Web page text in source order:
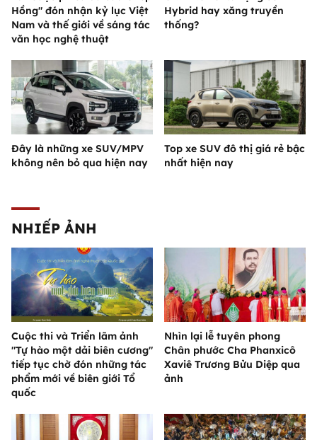
Hồng" đón nhận kỷ lục Việt
Nam và thế giới về sáng tác
văn học nghệ thuật
Hybrid hay xăng truyền
thống?
Đây là những xe SUV/MPV
không nên bỏ qua hiện nay
Top xe SUV đô thị giá rẻ bậc
nhất hiện nay
NHIẾP ẢNH
Cuộc thi và Triển lãm ảnh
"Tự hào một dải biên cương"
tiếp tục chờ đón những tác
phẩm mới về biên giới Tổ
quốc
Nhìn lại lễ tuyên phong
Chân phước Cha Phanxicô
Xaviê Trương Bửu Diệp qua
ảnh